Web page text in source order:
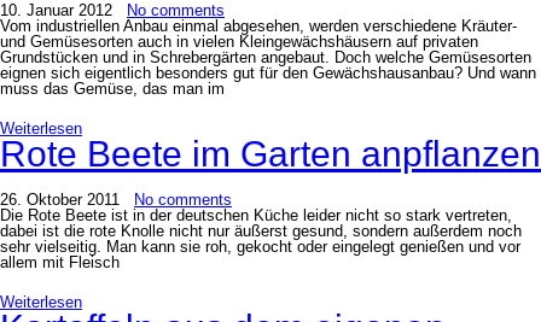
10. Januar 2012
No comments
Vom industriellen Anbau einmal abgesehen, werden verschiedene Kräuter-
und Gemüsesorten auch in vielen Kleingewächshäusern auf privaten
Grundstücken und in Schrebergärten angebaut. Doch welche Gemüsesorten
eignen sich eigentlich besonders gut für den Gewächshausanbau? Und wann
muss das Gemüse, das man im
Weiterlesen
Rote Beete im Garten anpflanzen
26. Oktober 2011
No comments
Die Rote Beete ist in der deutschen Küche leider nicht so stark vertreten,
dabei ist die rote Knolle nicht nur äußerst gesund, sondern außerdem noch
sehr vielseitig. Man kann sie roh, gekocht oder eingelegt genießen und vor
allem mit Fleisch
Weiterlesen